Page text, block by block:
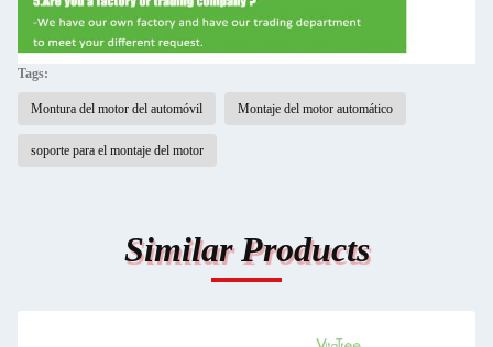
Tags:
Montura del motor del automóvil Montaje del motor automático
soporte para el montaje del motor
Similar Products